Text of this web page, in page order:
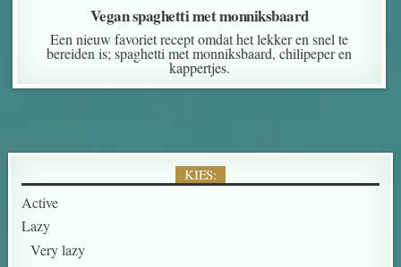
Vegan spaghetti met monniksbaard
Een nieuw favoriet recept omdat het lekker en snel te
bereiden is; spaghetti met monniksbaard, chilipeper en
kappertjes.
KIES:
Active
Lazy
Very lazy